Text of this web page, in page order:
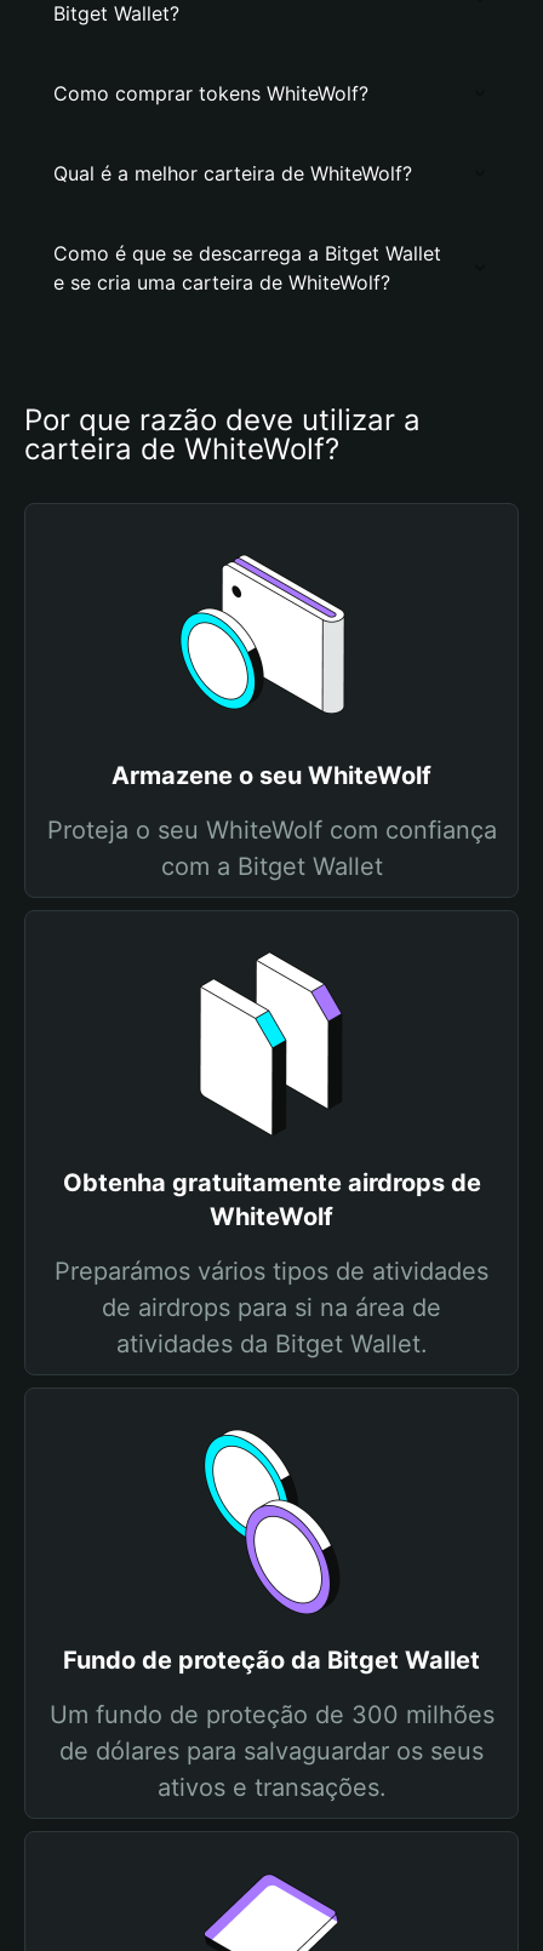
Bitget Wallet?
Como comprar tokens WhiteWolf?
Qual é a melhor carteira de WhiteWolf?
Como é que se descarrega a Bitget Wallet
e se cria uma carteira de WhiteWolf?
Por que razão deve utilizar a
carteira de WhiteWolf?
Armazene o seu WhiteWolf
Proteja o seu WhiteWolf com confiança
com a Bitget Wallet
Obtenha gratuitamente airdrops de
WhiteWolf
Preparámos vários tipos de atividades
de airdrops para si na área de
atividades da Bitget Wallet.
Fundo de proteção da Bitget Wallet
Um fundo de proteção de 300 milhões
de dólares para salvaguardar os seus
ativos e transações.